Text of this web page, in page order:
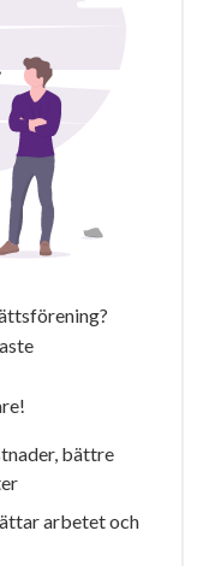
bättre
arbetet och